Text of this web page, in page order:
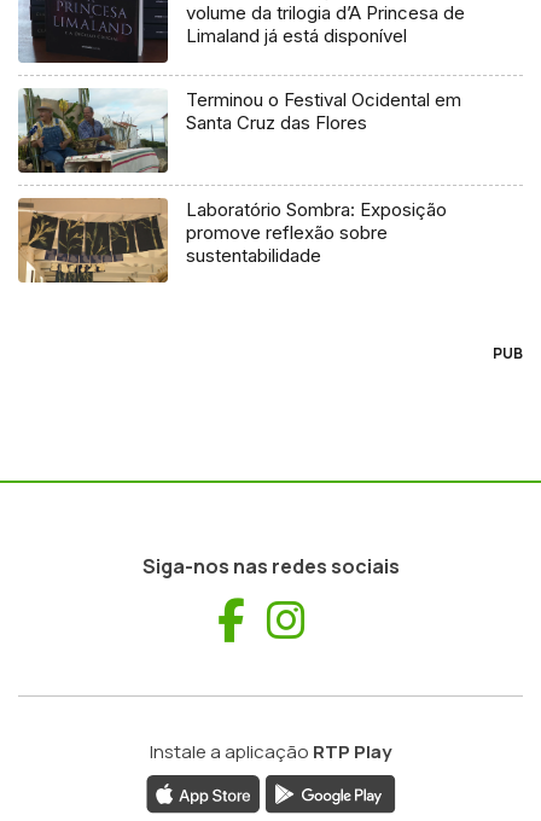
volume da trilogia d’A Princesa de
Limaland já está disponível
Terminou o Festival Ocidental em
Santa Cruz das Flores
Laboratório Sombra: Exposição
promove reflexão sobre
sustentabilidade
PUB
Siga-nos nas redes sociais
Facebook
Instale a aplicação RTP Play